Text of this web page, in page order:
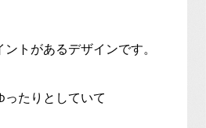
トがあるデザインです。
ったりとしていて